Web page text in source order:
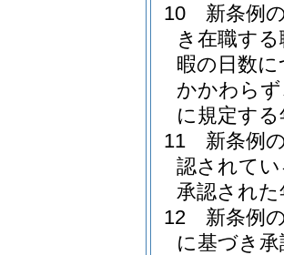
10
新条例
き在職す
暇の日数
かかわら
に規定す
11
新条例
認されて
承認され
12
新条例
に基づき